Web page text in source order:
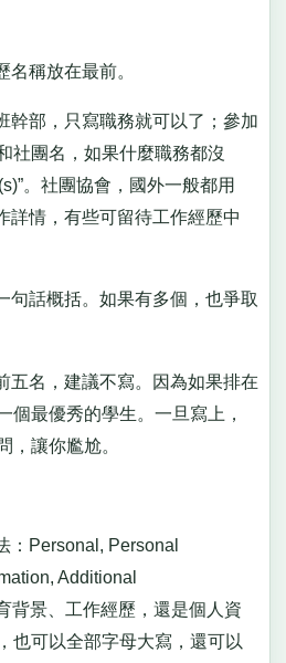
稱放在最前。
部，只寫職務就可以了；參加
社團名，如果什麼職務都沒
。社團協會，國外一般都用
詳情，有些可留待工作經歷中
話概括。如果有多個，也爭取
名，建議不寫。因為如果排在
個最優秀的學生。一旦寫上，
，讓你尷尬。
Personal, Personal
Additional
背景、工作經歷，還是個人資
也可以全部字母大寫，還可以